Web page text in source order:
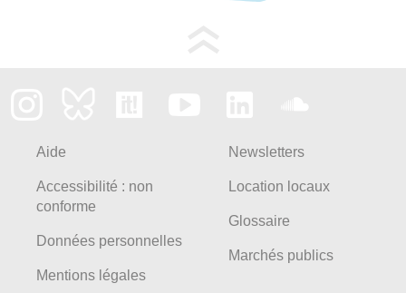
Aide
Accessibilité : non
conforme
Données personnelles
Mentions légales
Newsletters
Location locaux
Glossaire
Marchés publics